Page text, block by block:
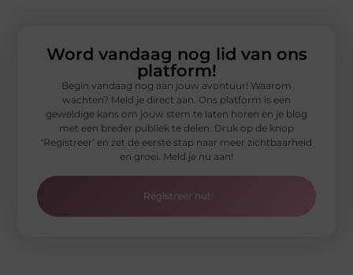
Word vandaag nog lid van ons
platform!
Begin vandaag nog aan jouw avontuur! Waarom
wachten? Meld je direct aan. Ons platform is een
geweldige kans om jouw stem te laten horen en je blog
met een breder publiek te delen. Druk op de knop
‘Registreer’ en zet de eerste stap naar meer zichtbaarheid
en groei. Meld je nu aan!
Registreer nu!